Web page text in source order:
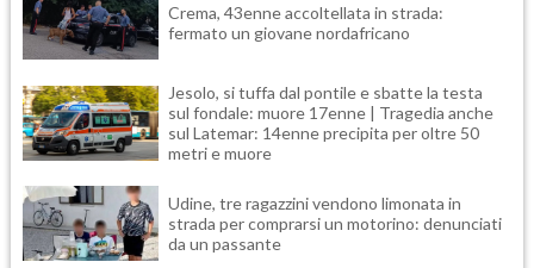
Crema, 43enne accoltellata in strada:
fermato un giovane nordafricano
Jesolo, si tuffa dal pontile e sbatte la testa
sul fondale: muore 17enne | Tragedia anche
sul Latemar: 14enne precipita per oltre 50
metri e muore
Udine, tre ragazzini vendono limonata in
strada per comprarsi un motorino: denunciati
da un passante